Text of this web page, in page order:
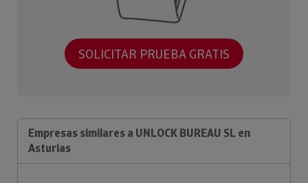
SOLICITAR PRUEBA GRATIS
Empresas similares a UNLOCK BUREAU SL en
Asturias